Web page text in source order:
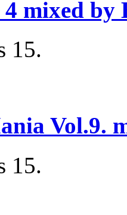
mixed by
15.
Vol.9.
15.